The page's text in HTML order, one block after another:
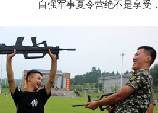
自强军事夏令营绝不是享受